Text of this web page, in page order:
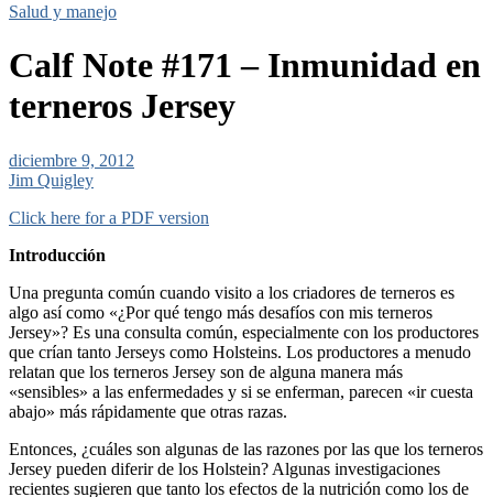
Salud y manejo
Calf Note #171 – Inmunidad en
terneros Jersey
diciembre 9, 2012
Jim Quigley
Click here for a PDF version
Introducción
Una pregunta común cuando visito a los criadores de terneros es
algo así como «¿Por qué tengo más desafíos con mis terneros
Jersey»? Es una consulta común, especialmente con los productores
que crían tanto Jerseys como Holsteins. Los productores a menudo
relatan que los terneros Jersey son de alguna manera más
«sensibles» a las enfermedades y si se enferman, parecen «ir cuesta
abajo» más rápidamente que otras razas.
Entonces, ¿cuáles son algunas de las razones por las que los terneros
Jersey pueden diferir de los Holstein? Algunas investigaciones
recientes sugieren que tanto los efectos de la nutrición como los de